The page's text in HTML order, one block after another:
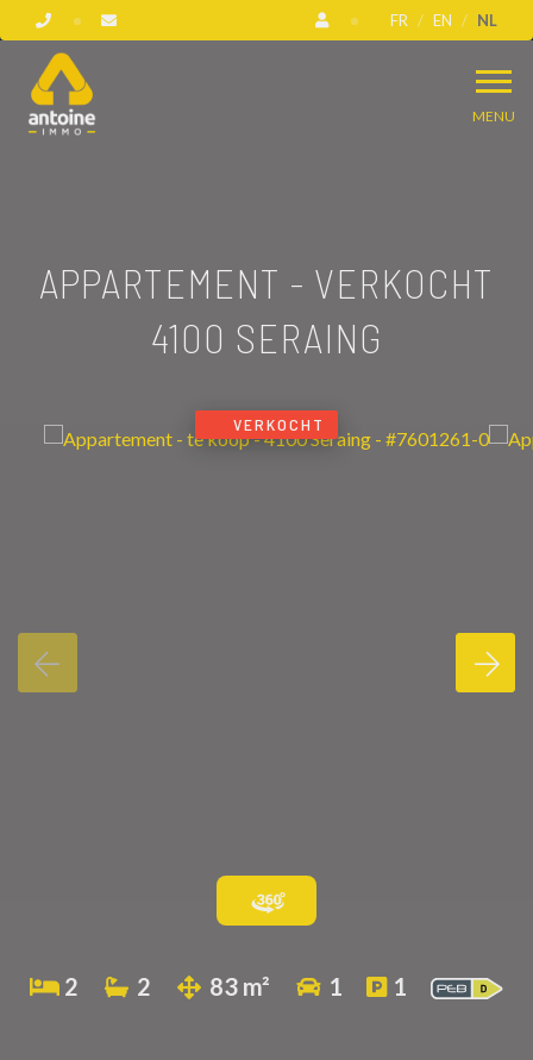
FR EN NL
MENU
APPARTEMENT - VERKOCHT
4100 SERAING
VERKOCHT
2 2 83 m² 1 1